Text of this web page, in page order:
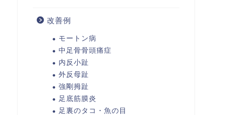
改善例
モートン病
中足骨骨頭痛症
内反小趾
外反母趾
強剛拇趾
足底筋膜炎
足裏のタコ・魚の目